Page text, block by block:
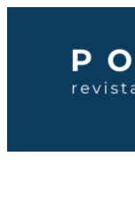
contenido